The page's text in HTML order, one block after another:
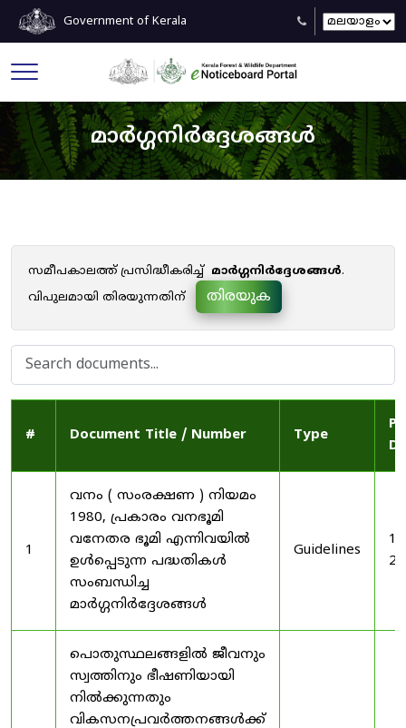
Government of Kerala
മാർഗ്ഗനിർദ്ദേശങ്ങൾ
സമീപകാലത്ത് പ്രസിദ്ധീകരിച്ച് മാർഗ്ഗനിർദ്ദേശങ്ങൾ.
വിപുലമായി തിരയുന്നതിന്
തിരയുക
# Document Title / Number Type
1
വനം ( സംരക്ഷണ ) നിയമം
1980, പ്രകാരം വനഭൂമി
വനേതര ഭൂമി എന്നിവയിൽ
ഉൾപ്പെടുന്ന പദ്ധതികൾ
സംബന്ധിച്ച
മാർഗ്ഗനിർദ്ദേശങ്ങൾ
Guidelines
പൊതുസ്ഥലങ്ങളിൽ ജീവനും
സ്വത്തിനും ഭീഷണിയായി
നിൽക്കുന്നതും
വികസനപ്രവർത്തനങ്ങൾക്ക്